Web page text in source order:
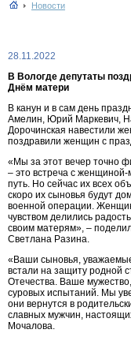
Новости
28.11.2022
В Вологде депутаты
Днём матери
В канун и в сам день
Амелин, Юрий Маркевич,
Дорочинская навестили
поздравили женщин с
«Мы за этот вечер точно
– это встреча с
путь. Но сейчас их всех
скоро их сыновья будут
военной операции.
чувством делились
своим матерям», –
Светлана Разина.
«Ваши сыновья,
встали на защиту родной
Отечества. Ваше
суровых испытаний. Мы
они вернутся в
славных мужчин,
Мочалова.